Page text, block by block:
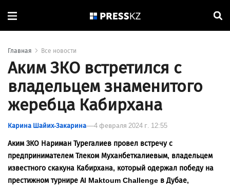
Главная Все новости
Аким ЗКО встретился с
владельцем знаменитого
жеребца Кабирхана
Карина Шайих-Закарина 4 февраля 2024 г. 12:55
Аким ЗКО Нариман Турегалиев провел встречу с
предпринимателем Тлеком Муханбеткалиевым, владельцем
известного скакуна Кабирхана, который одержал победу на
престижном турнире Al Maktoum Challenge в Дубае,